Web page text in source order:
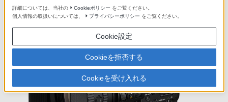
詳細については、当社の Cookieポリシー をご覧ください。
個人情報の取扱いについては、
プライバシーポリシー をご覧ください。
Cookie設定
Cookieを拒否する
Cookieを受け入れる